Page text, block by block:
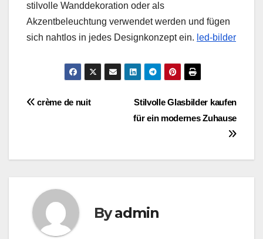
stilvolle Wanddekoration oder als
Akzentbeleuchtung verwendet werden und fügen
sich nahtlos in jedes Designkonzept ein. led-bilder
Post
Stilvolle Glasbilder kaufen
für ein modernes Zuhause
crème de nuit
Byadmin